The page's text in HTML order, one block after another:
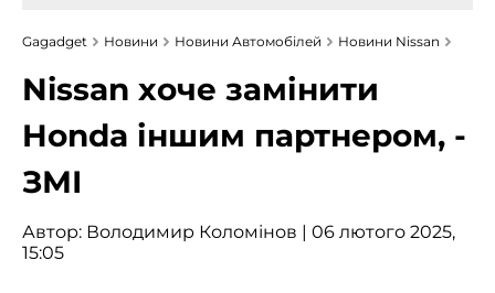
Gagadget Новини Новини Автомобілей Новини Nissan
Nissan хоче замінити
Honda іншим партнером, -
ЗМІ
Автор: Володимир Коломінов | 06 лютого 2025,
15:05